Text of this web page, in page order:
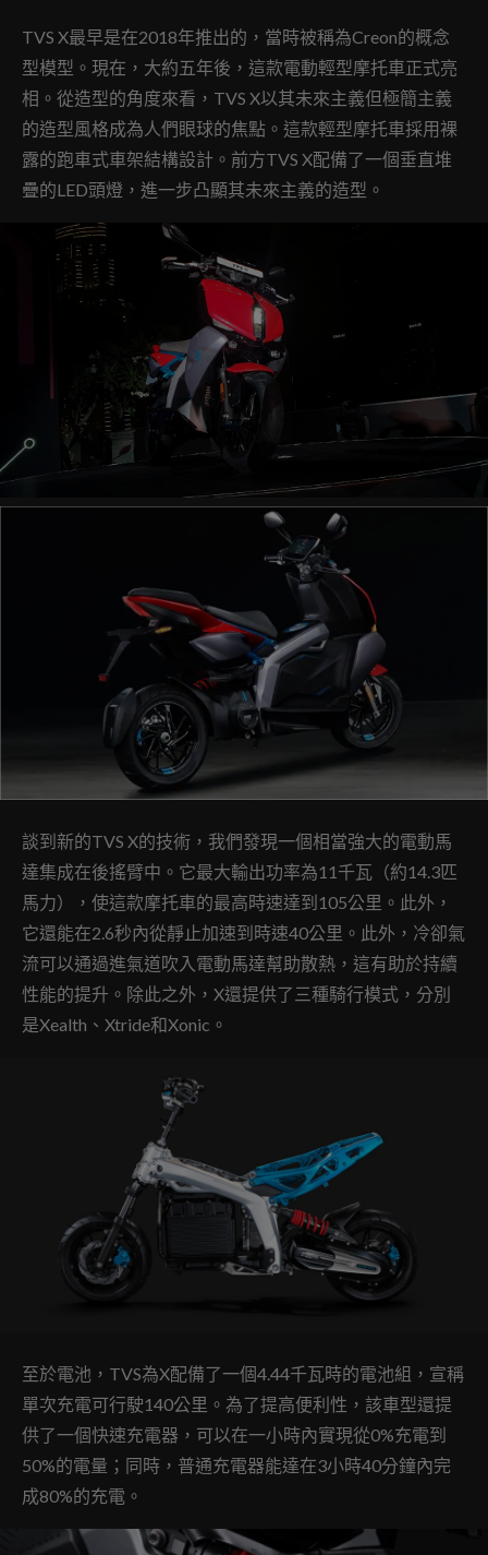
TVS X最早是在2018年推出的，當時被稱為Creon的概念
型模型。現在，大約五年後，這款電動輕型摩托車正式亮
相。從造型的角度來看，TVS X以其未來主義但極簡主義
的造型風格成為人們眼球的焦點。這款輕型摩托車採用裸
露的跑車式車架結構設計。前方TVS X配備了一個垂直堆
疊的LED頭燈，進一步凸顯其未來主義的造型。
談到新的TVS X的技術，我們發現一個相當強大的電動馬
達集成在後搖臂中。它最大輸出功率為11千瓦（約14.3匹
馬力），使這款摩托車的最高時速達到105公里。此外，
它還能在2.6秒內從靜止加速到時速40公里。此外，冷卻氣
流可以通過進氣道吹入電動馬達幫助散熱，這有助於持續
性能的提升。除此之外，X還提供了三種騎行模式，分別
是Xealth、Xtride和Xonic。
至於電池，TVS為X配備了一個4.44千瓦時的電池組，宣稱
單次充電可行駛140公里。為了提高便利性，該車型還提
供了一個快速充電器，可以在一小時內實現從0%充電到
50%的電量；同時，普通充電器能達在3小時40分鐘內完
成80%的充電。